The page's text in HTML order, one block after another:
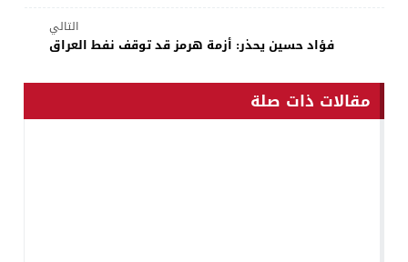
التالي
فؤاد حسين يحذر: أزمة هرمز قد توقف نفط العراق
مقالات ذات صلة